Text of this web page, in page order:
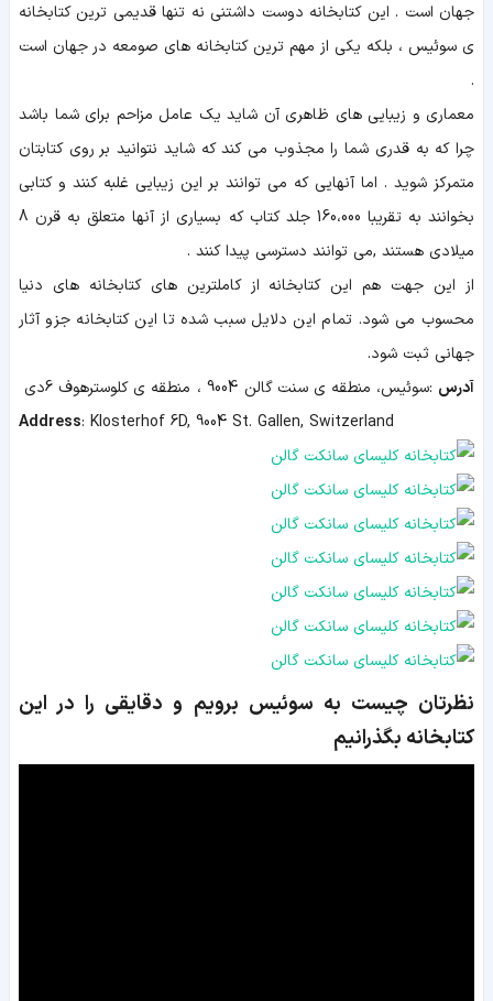
جهان است . این کتابخانه دوست داشتنی نه تنها قدیمی ترین کتابخانه
ی سوئیس ، بلکه یکی از مهم ترین کتابخانه های صومعه در جهان است
.
معماری و زیبایی های ظاهری آن شاید یک عامل مزاحم برای شما باشد
چرا که به قدری شما را مجذوب می کند که شاید نتوانید بر روی کتابتان
متمرکز شوید . اما آنهایی که می توانند بر این زیبایی غلبه کنند و کتابی
بخوانند به تقریبا 160،000 جلد کتاب که بسیاری از آنها متعلق به قرن 8
میلادی هستند ,می توانند دسترسی پیدا کنند .
از این جهت هم این کتابخانه از کاملترین های کتابخانه های دنیا
محسوب می شود. تمام این دلایل سبب شده تا این کتابخانه جزو آثار
جهانی ثبت شود.
آدرس :سوئیس، منطقه ی سنت گالن 9004 ، منطقه ی کلوسترهوف 6دی
Address: Klosterhof 6D, 9004 St. Gallen, Switzerland
نظرتان چیست به سوئیس برویم و دقایقی را در این
کتابخانه بگذرانیم